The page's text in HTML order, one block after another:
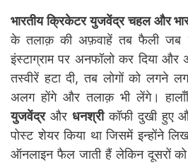
भारतीय क्रिकेटर युजवेंद्र चहल और
के तलाक़ की अफ़वाहें तब फैली जब
इंस्टाग्राम पर अनफॉलो कर दिया और
तस्वीरें हटा दी, तब लोगों को लगने
अलग होंगे और तलाक़ भी लेंगे।
युजवेंद्रऔर धनश्रीकॉफी दुखी हुए
पोस्ट शेयर किया था जिसमें इन्होंने
ऑनलाइन फैल जाती हैं लेकिन दूसरों